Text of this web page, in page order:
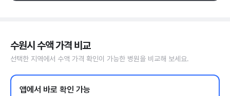
수원시 수액 가격 비교
선택한 지역에서 수액 가격 확인이 가능한 병원을 비교해 보세요.
앱에서 바로 확인 가능